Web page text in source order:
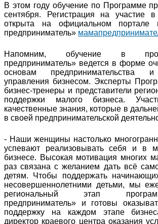
В этом году обучение по Программе
сентября. Регистрация на участие
открыта на официальном портале
предприниматель»
Напомним, обучение в
предприниматель» ведется в форме
основам предпринимательства
управления бизнесом. Эксперты
бизнес-тренеры и представители
поддержки малого бизнеса.
качественные знания, которые в
в своей предпринимательской
- Наши женщины настолько
успевают реализовывать себя и в
бизнесе. Высокая мотивация многих
раз связана с желанием дать всё
детям. Чтобы поддержать
несовершеннолетними детьми, мы
региональный этап
предприниматель» и готовы
поддержку на каждом этапе
директор краевого центра оказания